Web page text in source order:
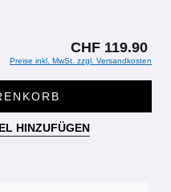
CHF 119.90
Preise inkl. MwSt. zzgl. Versandkosten
HINZUFÜGEN